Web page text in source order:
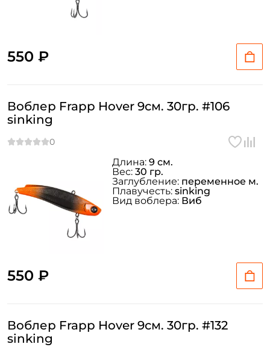
550 ₽
Воблер Frapp Hover 9см. 30гр. #106
sinking
550 ₽
Длина: 9 см.
Вес: 30 гр.
Заглубление: переменное м.
Плавучесть: sinking
Вид воблера: Виб
Воблер Frapp Hover 9см. 30гр. #132
sinking